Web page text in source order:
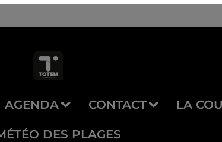
AGENDA CONTACT LA
DES PLAGES